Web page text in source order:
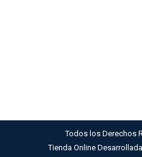
Todos los Derechos
Tienda Online